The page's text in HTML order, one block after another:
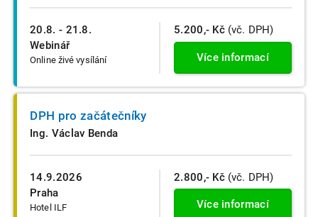
20.8. - 21.8.
Webinář
Online živé vysílání
5.200,- Kč (vč. DPH)
Více informací
14.9.2026
Praha
Hotel ILF
DPH pro začátečníky
Ing. Václav Benda
2.800,- Kč (vč. DPH)
Více informací